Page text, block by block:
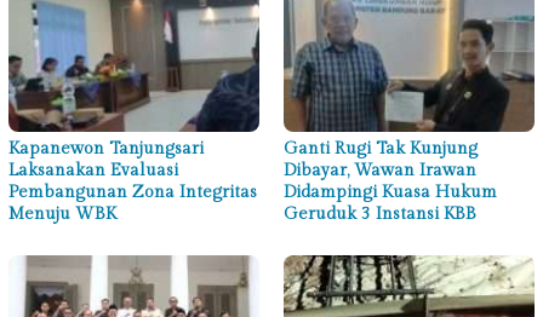
Kapanewon Tanjungsari
Laksanakan Evaluasi
Pembangunan Zona Integritas
Menuju WBK
Ganti Rugi Tak Kunjung
Dibayar, Wawan Irawan
Didampingi Kuasa Hukum
Geruduk 3 Instansi KBB